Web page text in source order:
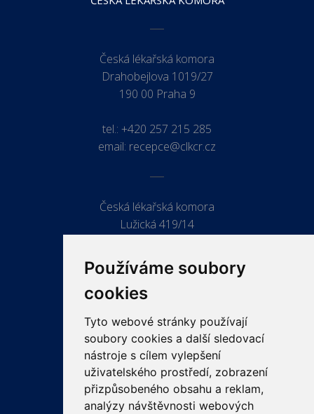
Používáme soubory
cookies
Tyto webové stránky používají
soubory cookies a další sledovací
nástroje s cílem vylepšení
uživatelského prostředí, zobrazení
přizpůsobeného obsahu a reklam,
analýzy návštěvnosti webových
Česká lékařská komora
Drahobejlova 1019/27
190 00 Praha 9
tel.: +420 257 215 285
email: recepce@clkcr.cz
Česká lékařská komora
Lužická 419/14
ODKAZY
PRO LÉKAŘE
PRO VEŘEJNOST
VZDĚLÁVÁNÍ